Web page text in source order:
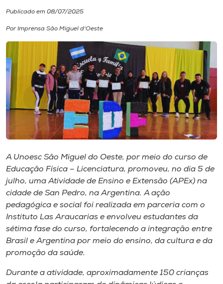
Diplomados
Cultura
CPA
Biblioteca
Editora
Rádio
Museu
Unoesc
Publicado em 08/07/2025
Por Imprensa São Miguel d'Oeste
A Unoesc São Miguel do Oeste, por meio do curso de
Educação Física – Licenciatura, promoveu, no dia 5 de
julho, uma Atividade de Ensino e Extensão (APEx) na
cidade de San Pedro, na Argentina. A ação
pedagógica e social foi realizada em parceria com o
Instituto Las Araucarias e envolveu estudantes da
sétima fase do curso, fortalecendo a integração entre
Brasil e Argentina por meio do ensino, da cultura e da
promoção da saúde.
Durante a atividade, aproximadamente 150 crianças